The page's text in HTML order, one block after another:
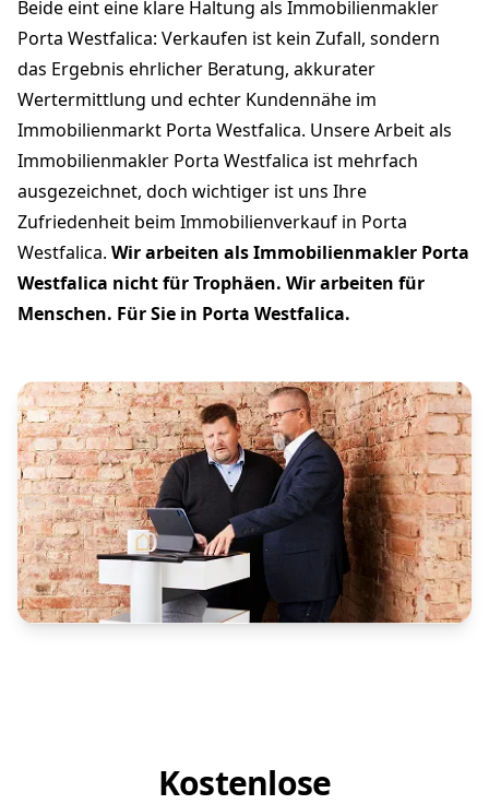
Beide eint eine klare Haltung als Immobilienmakler
Porta Westfalica: Verkaufen ist kein Zufall, sondern
das Ergebnis ehrlicher Beratung, akkurater
Wertermittlung und echter Kundennähe im
Immobilienmarkt Porta Westfalica. Unsere Arbeit als
Immobilienmakler Porta Westfalica ist mehrfach
ausgezeichnet, doch wichtiger ist uns Ihre
Zufriedenheit beim Immobilienverkauf in Porta
Westfalica. Wir arbeiten als Immobilienmakler Porta
Westfalica nicht für Trophäen. Wir arbeiten für
Menschen. Für Sie in Porta Westfalica.
Kostenlose